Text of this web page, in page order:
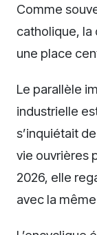
Comme
catholique,
une place
Le parallèle
industrielle
s’inquiétait
vie ouvrières
2026, elle
avec la